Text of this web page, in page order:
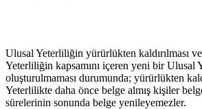
Ulusal Yeterliliğin yürürlükten kaldırılması
Yeterliliğin kapsamını içeren yeni bir Ulusal
oluşturulmaması durumunda; yürürlükten
Yeterlilikte daha önce belge almış kişiler
sürelerinin sonunda belge yenileyemezler.